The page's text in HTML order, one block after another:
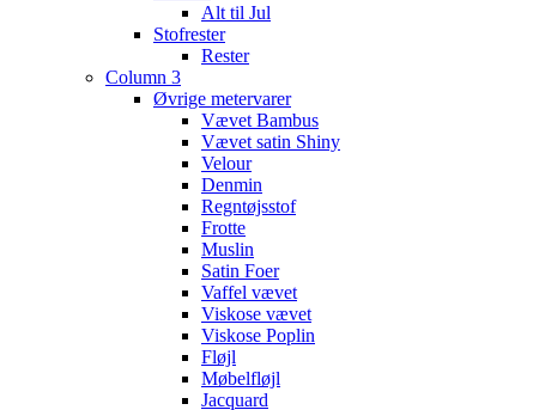
Alt til Jul
Stofrester
Rester
Column 3
Øvrige metervarer
Vævet Bambus
Vævet satin Shiny
Velour
Denmin
Regntøjsstof
Frotte
Muslin
Satin Foer
Vaffel vævet
Viskose vævet
Viskose Poplin
Fløjl
Møbelfløjl
Jacquard